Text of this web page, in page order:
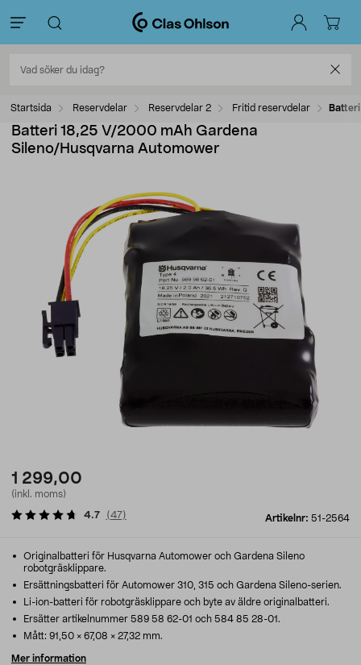
Startsida Reservdelar Reservdelar 2 Fritid reservdelar
Batteri 18,25 V/2000 mAh Gardena
Sileno/Husqvarna Automower
1 299,00
(inkl. moms)
Artikelnr: 51-2564
4.7 (47)
Originalbatteri för Husqvarna Automower och Gardena Sileno
robotgräsklippare.
Ersättningsbatteri för Automower 310, 315 och Gardena Sileno-serien.
Li-ion-batteri för robotgräsklippare och byte av äldre originalbatteri.
Ersätter artikelnummer 589 58 62-01 och 584 85 28-01.
Mått: 91,50 × 67,08 × 27,32 mm.
Mer information